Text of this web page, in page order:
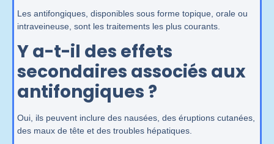
Les antifongiques, disponibles sous forme topique, orale ou
intraveineuse, sont les traitements les plus courants.
Y a-t-il des effets
secondaires associés aux
antifongiques ?
Oui, ils peuvent inclure des nausées, des éruptions cutanées,
des maux de tête et des troubles hépatiques.